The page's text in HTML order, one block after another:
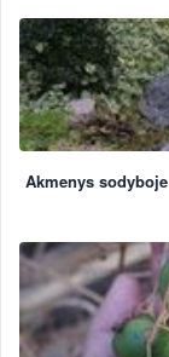
Akmenys sodyboje